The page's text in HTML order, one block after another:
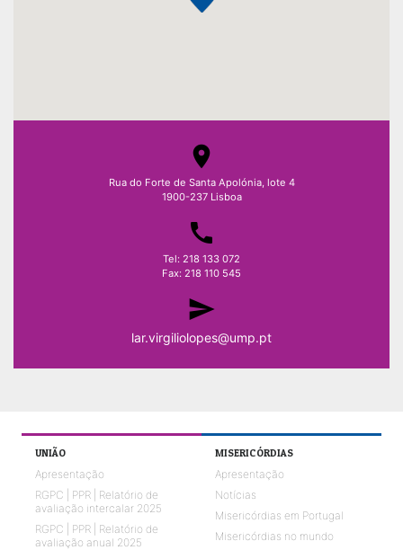
room
Rua do Forte de Santa Apolónia, lote 4
1900-237 Lisboa
call
Tel: 218 133 072
Fax: 218 110 545
send
lar.virgiliolopes@ump.pt
UNIÃO
Apresentação
RGPC | PPR | Relatório de
avaliação intercalar 2025
RGPC | PPR | Relatório de
avaliação anual 2025
MISERICÓRDIAS
Apresentação
Notícias
Misericórdias em Portugal
Misericórdias no mundo